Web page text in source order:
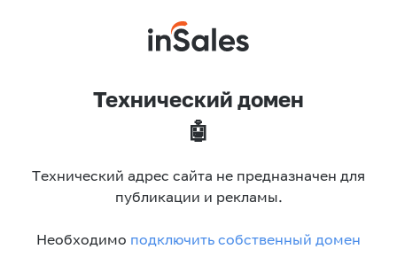
Технический домен
🤖
Технический адрес сайта не предназначен для
публикации и рекламы.
Необходимо подключить собственный домен